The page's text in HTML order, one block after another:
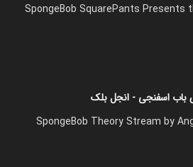
SpongeBob SquarePants Presents
باب اسفنجی - انجل بلک
SpongeBob Theory Stream by